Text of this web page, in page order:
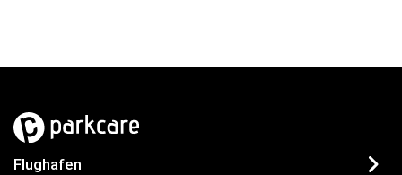
Flughafen